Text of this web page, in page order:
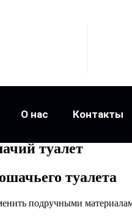
О нас Контакты
туалет
туалета
подручными